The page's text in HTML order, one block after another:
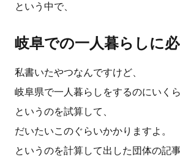
という中で、
岐阜での一人暮らしに
私書いたやつなんですけど、
岐阜県で一人暮らしをするのにいくら
というのを試算して、
だいたいこのぐらいかかりますよ。
というのを計算して出した団体の記事